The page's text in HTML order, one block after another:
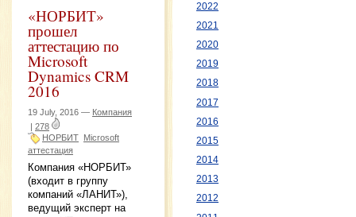
«НОРБИТ»
прошел
аттестацию по
Microsoft
Dynamics CRM
2016
19 July, 2016 — Компания
| 278
НОРБИТ Microsoft
аттестация
Компания «НОРБИТ»
(входит в группу
компаний «ЛАНИТ»),
ведущий эксперт на
2022
2021
2020
2019
2018
2017
2016
2015
2014
2013
2012